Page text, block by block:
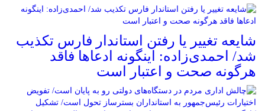
شایعه تغییر یا رفتن استاندار فارس تکذیب
شد/ احمدی‌زاده: اینگونه ادعاها فاقد
هرگونه صحت و اعتبار است